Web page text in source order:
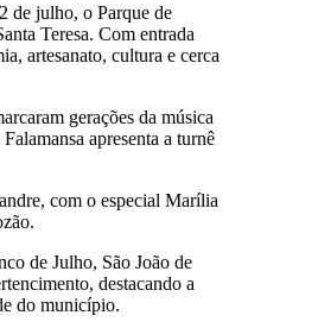
de julho, o Parque de
Teresa. Com entrada
artesanato, cultura e cerca
gerações da música
apresenta a turnê
com o especial Marília
de Julho, São João de
destacando a
do município.